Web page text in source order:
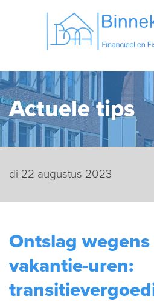
Actuele tips
di 22 augustus 2023
Ontslag
vakantie-uren: